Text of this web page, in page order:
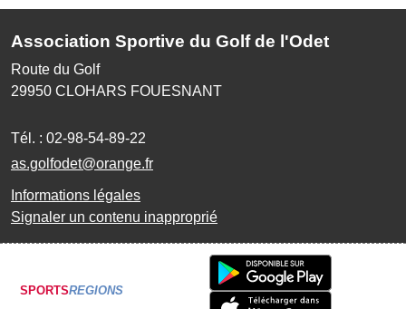
Association Sportive du Golf de l'Odet
Route du Golf
29950 CLOHARS FOUESNANT
Tél. : 02-98-54-89-22
as.golfodet@orange.fr
Informations légales
Signaler un contenu inapproprié
SPORTSREGIONS